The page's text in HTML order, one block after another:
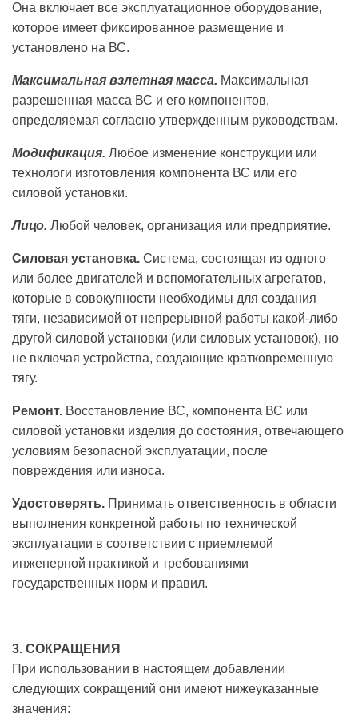
Она включает все эксплуатационное оборудование,
которое имеет фиксированное размещение и
установлено на ВС.
Максимальная взлетная масса. Максимальная
разрешенная масса ВС и его компонентов,
определяемая согласно утвержденным руководствам.
Модификация. Любое изменение конструкции или
технологи изготовления компонента ВС или его
силовой установки.
Лицо. Любой человек, организация или предприятие.
Силовая установка. Система, состоящая из одного
или более двигателей и вспомогательных агрегатов,
которые в совокупности необходимы для создания
тяги, независимой от непрерывной работы какой-либо
другой силовой установки (или силовых установок), но
не включая устройства, создающие кратковременную
тягу.
Ремонт. Восстановление ВС, компонента ВС или
силовой установки изделия до состояния, отвечающего
условиям безопасной эксплуатации, после
повреждения или износа.
Удостоверять. Принимать ответственность в области
выполнения конкретной работы по технической
эксплуатации в соответствии с приемлемой
инженерной практикой и требованиями
государственных норм и правил.
3. СОКРАЩЕНИЯ
При использовании в настоящем добавлении
следующих сокращений они имеют нижеуказанные
значения: